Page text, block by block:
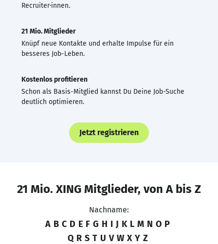
Recruiter·innen.
21 Mio. Mitglieder
Knüpf neue Kontakte und erhalte Impulse für ein
besseres Job-Leben.
Kostenlos profitieren
Schon als Basis-Mitglied kannst Du Deine Job-Suche
deutlich optimieren.
Jetzt registrieren
21 Mio. XING Mitglieder, von A bis Z
Nachname:
A B C D E F G H I J K L M N O P
Q R S T U V W X Y Z